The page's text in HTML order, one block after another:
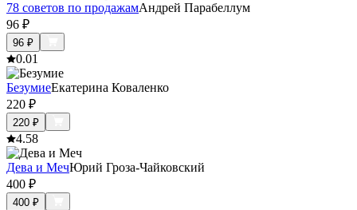
78 советов по продажамАндрей Парабеллум
96 ₽
96 ₽
0.01
БезумиеЕкатерина Коваленко
220 ₽
220 ₽
4.58
Дева и МечЮрий Гроза-Чайковский
400 ₽
400 ₽